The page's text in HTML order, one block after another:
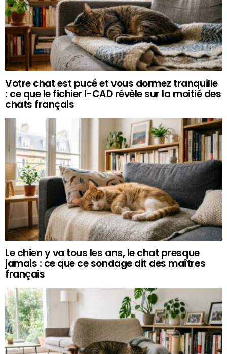
Votre chat est pucé et vous dormez tranquille
: ce que le fichier I-CAD révèle sur la moitié des
chats français
Le chien y va tous les ans, le chat presque
jamais : ce que ce sondage dit des maîtres
français